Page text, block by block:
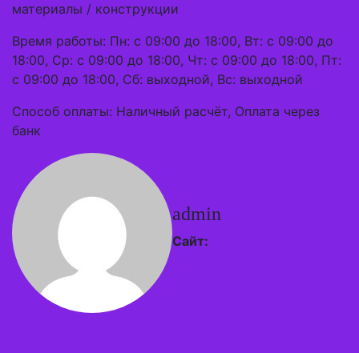
материалы / конструкции
Время работы: Пн: с 09:00 до 18:00, Вт: с 09:00 до
18:00, Ср: с 09:00 до 18:00, Чт: с 09:00 до 18:00, Пт:
с 09:00 до 18:00, Сб: выходной, Вс: выходной
Способ оплаты: Наличный расчёт, Оплата через
банк
admin
Сайт: